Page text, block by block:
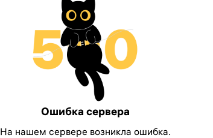
Ошибка сервера
На нашем сервере возникла ошибка.